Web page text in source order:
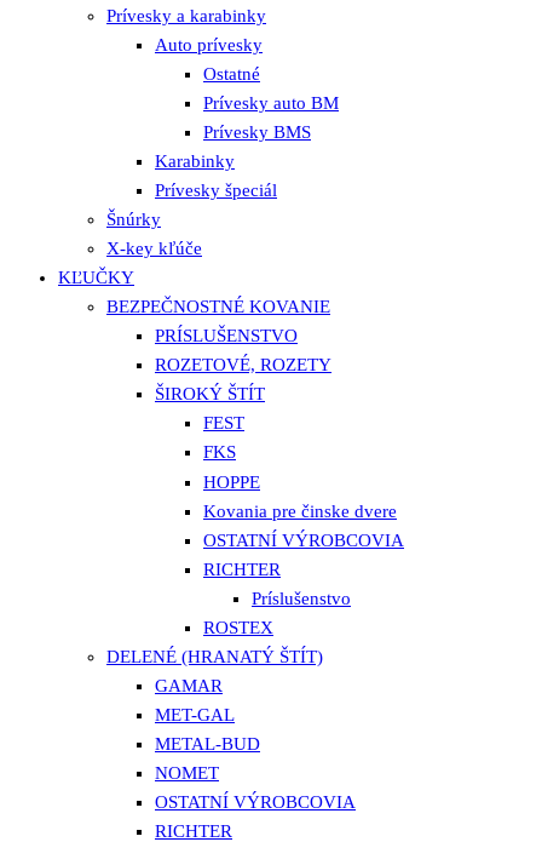
Prívesky a karabinky
Auto prívesky
Ostatné
Prívesky auto BM
Prívesky BMS
Karabinky
Prívesky špeciál
Šnúrky
X-key kľúče
KĽUČKY
BEZPEČNOSTNÉ KOVANIE
PRÍSLUŠENSTVO
ROZETOVÉ, ROZETY
ŠIROKÝ ŠTÍT
FEST
FKS
HOPPE
Kovania pre činske dvere
OSTATNÍ VÝROBCOVIA
RICHTER
Príslušenstvo
ROSTEX
DELENÉ (HRANATÝ ŠTÍT)
GAMAR
MET-GAL
METAL-BUD
NOMET
OSTATNÍ VÝROBCOVIA
RICHTER